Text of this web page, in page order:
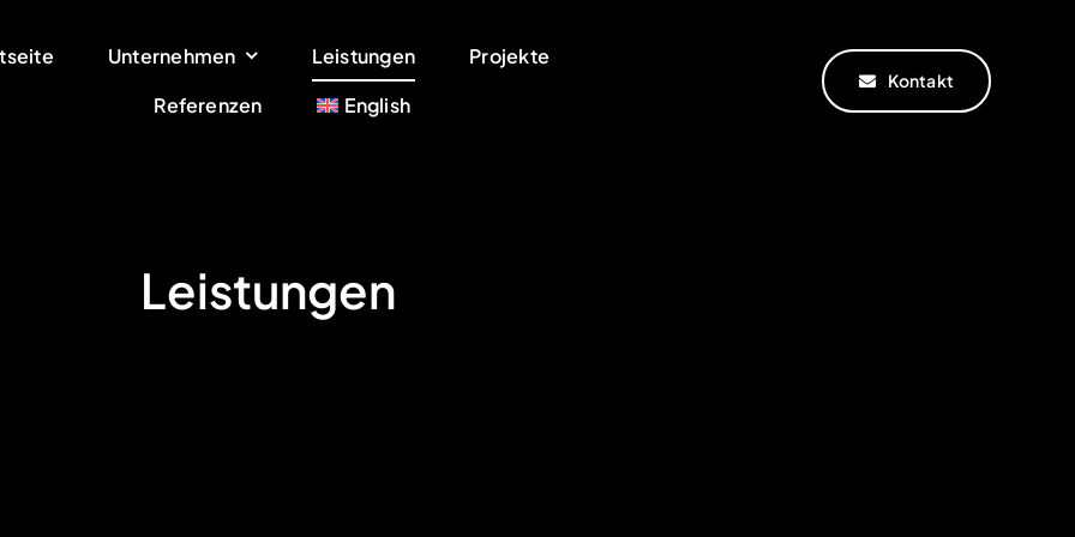
Unternehmen Leistungen
Projekte
Referenzen
English
Kontakt
Leistungen